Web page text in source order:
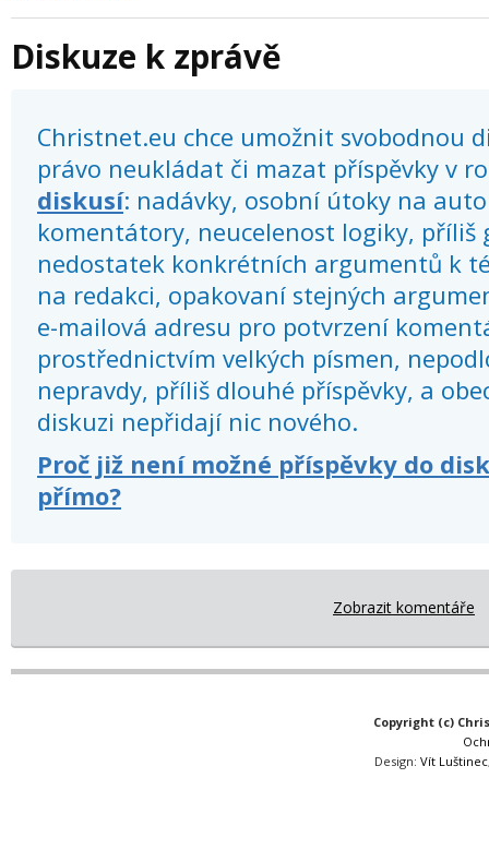
Diskuze k zprávě
Christnet.eu chce umožnit svobodnou
právo neukládat či mazat příspěvky v
diskusí: nadávky, osobní útoky na
komentátory, neucelenost logiky, příliš
nedostatek konkrétních argumentů k
na redakci, opakovaní stejných
e-mailová adresu pro potvrzení
prostřednictvím velkých písmen,
nepravdy, příliš dlouhé příspěvky, a
diskuzi nepřidají nic nového.
Proč již není možné příspěvky do
přímo?
Zobrazit komentáře
Copyright (c)
Design:Vít Luštinec